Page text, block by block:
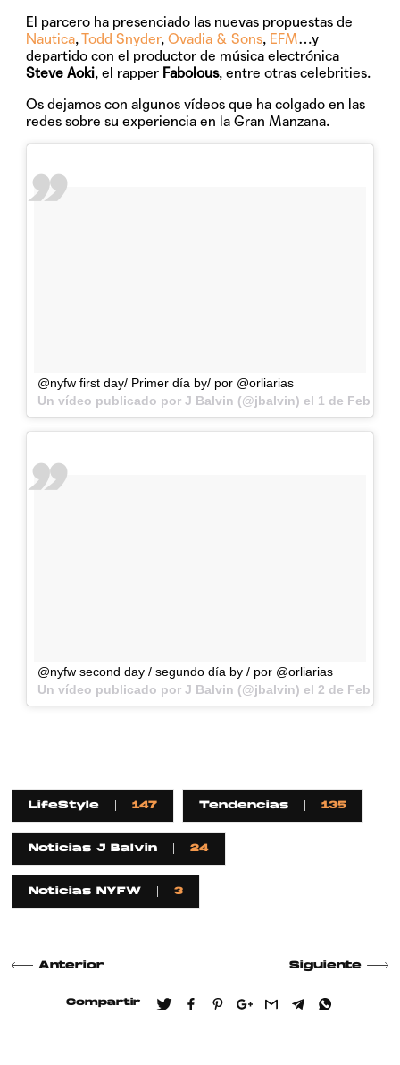
El parcero ha presenciado las nuevas propuestas de
Nautica,Todd Snyder,Ovadia & Sons, EFM…y
departido con el productor de música electrónica
Steve Aoki, el rapper Fabolous, entre otras celebrities.
Os dejamos con algunos vídeos que ha colgado en las
redes sobre su experiencia en la Gran Manzana.
@nyfw first day/ Primer día by/ por @orliarias
Un vídeo publicado por J Balvin (@jbalvin) el 1 de Feb de
@nyfw second day / segundo día by / por @orliarias
Un vídeo publicado por J Balvin (@jbalvin) el 2 de Feb de
LifeStyle 147 Tendencias 135
Noticias J Balvin 24
Noticias NYFW 3
Anterior Siguiente
Compartir